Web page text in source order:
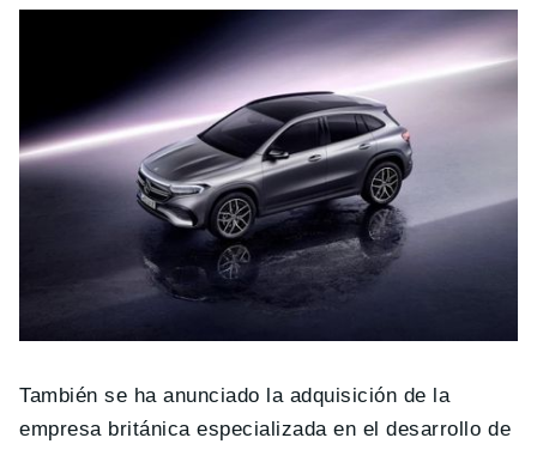
También se ha anunciado la adquisición de la
empresa británica especializada en el desarrollo de